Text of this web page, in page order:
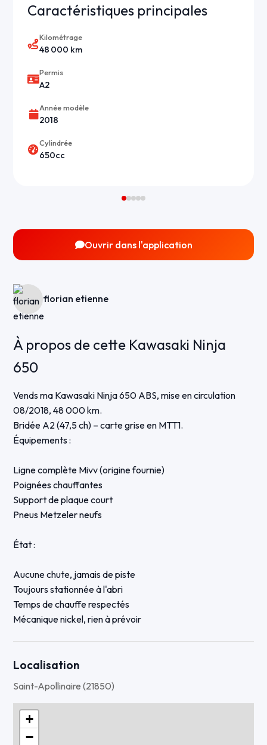
Caractéristiques principales
Kilométrage
48 000 km
Permis
A2
Année modèle
2018
Cylindrée
650cc
Ouvrir dans l'application
florian etienne
À propos de cette Kawasaki Ninja
650
Vends ma Kawasaki Ninja 650 ABS, mise en circulation
08/2018, 48 000 km.
Bridée A2 (47,5 ch) – carte grise en MTT1.
Équipements :
Ligne complète Mivv (origine fournie)
Poignées chauffantes
Support de plaque court
Pneus Metzeler neufs
État :
Aucune chute, jamais de piste
Toujours stationnée à l'abri
Temps de chauffe respectés
Mécanique nickel, rien à prévoir
Moto de passionné, prête à rouler. 🌞
sérieux.
Localisation
Saint-Apollinaire (21850)
+
−